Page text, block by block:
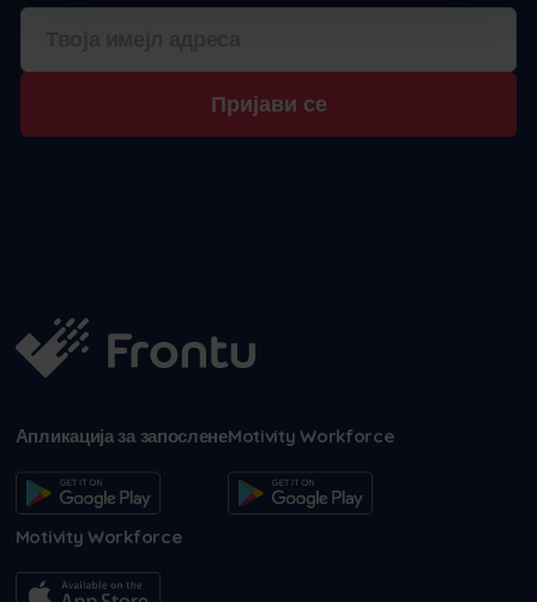
Пријави се
Апликација за запосленеMotivity Workforce
Motivity Workforce